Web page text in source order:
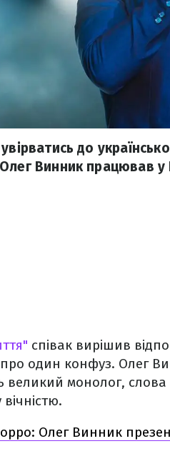
до
Винник працював у
співак вирішив
один конфуз. Олег
монолог, слова
Олег Винник